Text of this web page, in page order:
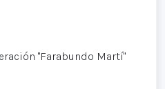
"Farabundo Martí"